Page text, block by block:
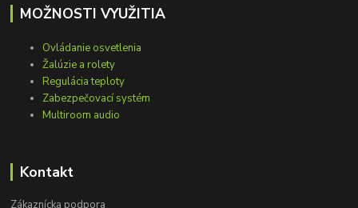
MOŽNOSTI VYUŽITIA
Ovládanie osvetlenia
Žalúzie a rolety
Regulácia teploty
Zabezpečovací systém
Multiroom audio
Kontakt
Zákaznícka podpora